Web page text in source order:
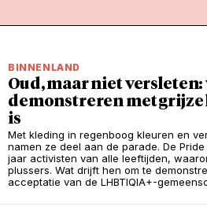
BINNENLAND
Oud, maar niet
demonstreren met grijze
is
Met kleding in regenboog kleuren en
namen ze deel aan de parade. De
jaar activisten van alle leeftijden,
plussers. Wat drijft hen om te
acceptatie van de LHBTIQIA+-